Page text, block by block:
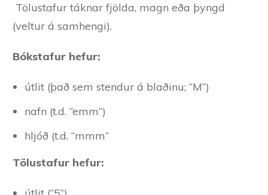
Tölustafur táknar fjölda, magn eða þyngd
(veltur á samhengi).
Bókstafur hefur:
útlit (það sem stendur á blaðinu; “M”)
nafn (t.d. “emm”)
hljóð (t.d. “mmm”
Tölustafur hefur: